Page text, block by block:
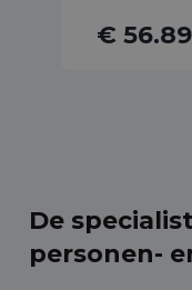
€
De
personen-